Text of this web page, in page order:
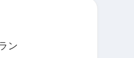
ン